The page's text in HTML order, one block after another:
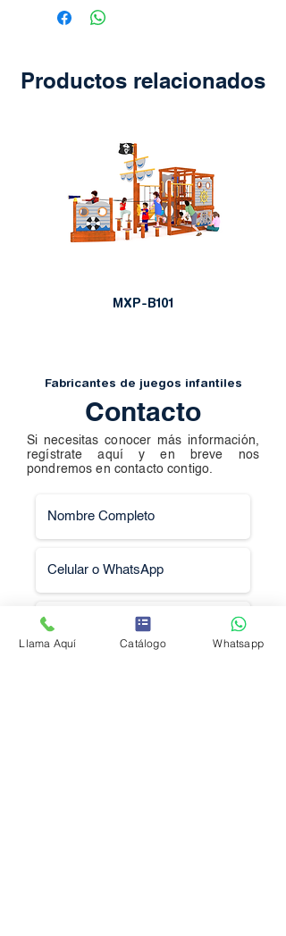
Productos relacionados
MXP-B101
Fabricantes de juegos infantiles
Contacto
Si necesitas conocer más información,
regístrate aquí y en breve nos
pondremos en contacto contigo.
Llama Aquí Catálogo Whatsapp